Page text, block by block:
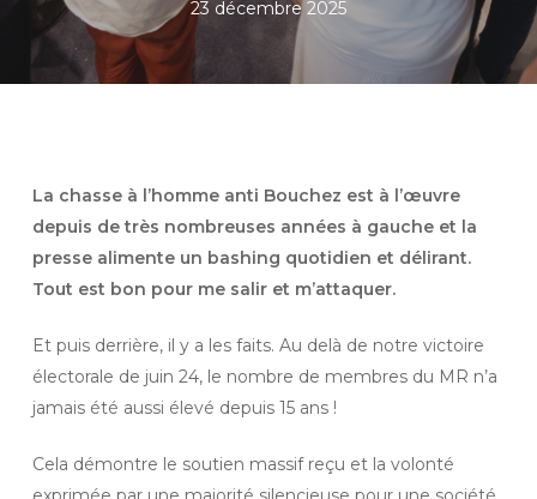
23 décembre 2025
La chasse à l’homme anti Bouchez est à l’œuvre
depuis de très nombreuses années à gauche et la
presse alimente un bashing quotidien et délirant.
Tout est bon pour me salir et m’attaquer.
Et puis derrière, il y a les faits. Au delà de notre victoire
électorale de juin 24, le nombre de membres du MR n’a
jamais été aussi élevé depuis 15 ans !
Cela démontre le soutien massif reçu et la volonté